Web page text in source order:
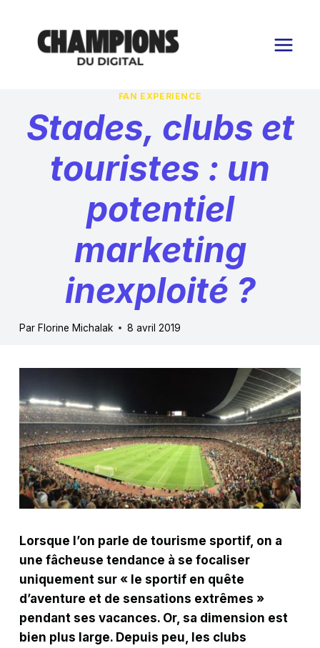
contenu
FAN EXPERIENCE
Stades, clubs et
touristes : un
potentiel
marketing
inexploité ?
Par Florine Michalak 8 avril 2019
Lorsque l’on parle de tourisme sportif, on a
une fâcheuse tendance à se focaliser
uniquement sur « le sportif en quête
d’aventure et de sensations extrêmes »
pendant ses vacances. Or, sa dimension est
bien plus large. Depuis peu, les clubs